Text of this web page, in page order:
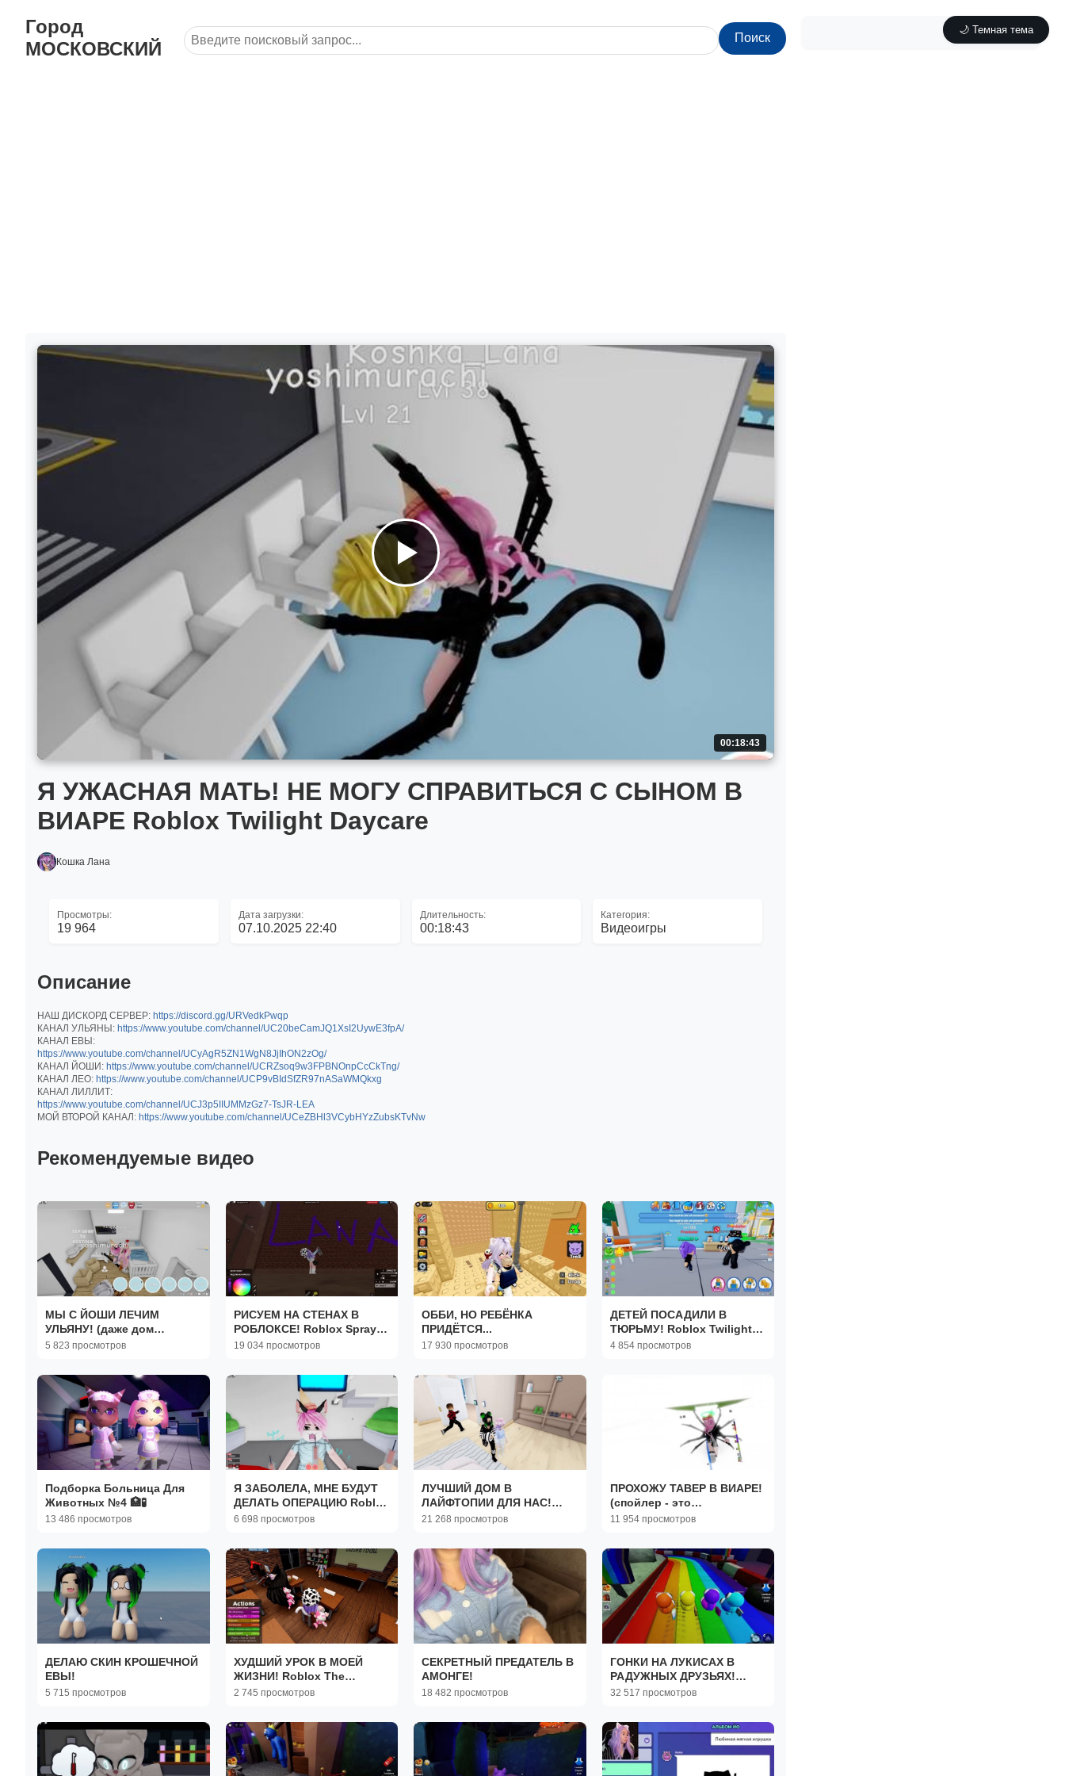
🌙 Темная тема
Город
МОСКОВСКИЙ
Поиск
00:18:43
Я УЖАСНАЯ MATЬ! НЕ МОГУ СПРАВИТЬСЯ С СЫНОМ В
ВИАРЕ Roblox Twilight Daycare
Кошка Лана
Просмотры:
19 964
Дата загрузки:
07.10.2025 22:40
Длительность:
00:18:43
Категория:
Видеоигры
Описание
НАШ ДИСКОРД СЕРВЕР: https://discord.gg/URVedkPwqp
КАНАЛ УЛЬЯНЫ: https://www.youtube.com/channel/UC20beCamJQ1XsI2UywE3fpA/
КАНАЛ ЕВЫ:
https://www.youtube.com/channel/UCyAgR5ZN1WgN8JjIhON2zOg/
КАНАЛ ЙОШИ: https://www.youtube.com/channel/UCRZsoq9w3FPBNOnpCcCkTng/
КАНАЛ ЛЕО: https://www.youtube.com/channel/UCP9vBIdSfZR97nASaWMQkxg
КАНАЛ ЛИЛЛИТ:
https://www.youtube.com/channel/UCJ3p5IIUMMzGz7-TsJR-LEA
МОЙ ВТОРОЙ КАНАЛ: https://www.youtube.com/channel/UCeZBHl3VCybHYzZubsKTvNw
Рекомендуемые видео
МЫ С ЙОШИ ЛЕЧИМ
УЛЬЯНУ! (даже дом
арендовали) Roblox
5 823 просмотров
РИСУЕМ НА СТЕНАХ В
РОБЛОКСЕ! Roblox Spray
Paint!
19 034 просмотров
ОББИ, НО РЕБЁНКА
ПРИДЁТСЯ...
17 930 просмотров
ДЕТЕЙ ПОСАДИЛИ В
ТЮРЬМУ! Roblox Twilight
Daycare
4 854 просмотров
Подборка Больница Для
Животных №4 🏥🧪
13 486 просмотров
Я ЗАБОЛЕЛА, МНЕ БУДУТ
ДЕЛАТЬ ОПЕРАЦИЮ Roblox
The Robloxian Hospital
6 698 просмотров
ЛУЧШИЙ ДОМ В
ЛАЙФТОПИИ ДЛЯ НАС!
Roblox Livetopia
21 268 просмотров
ПРОХОЖУ ТАВЕР В ВИАРЕ!
(спойлер - это
невозможно) Roblox Tower
11 954 просмотров
ДЕЛАЮ СКИН КРОШЕЧНОЙ
ЕВЫ!
5 715 просмотров
ХУДШИЙ УРОК В МОЕЙ
ЖИЗНИ! Roblox The
Presentation Experience
2 745 просмотров
СЕКРЕТНЫЙ ПРЕДАТЕЛЬ В
АМОНГЕ!
18 482 просмотров
ГОНКИ НА ЛУКИСАХ В
РАДУЖНЫХ ДРУЗЬЯХ!
Roblox Rainbow Friends
32 517 просмотров